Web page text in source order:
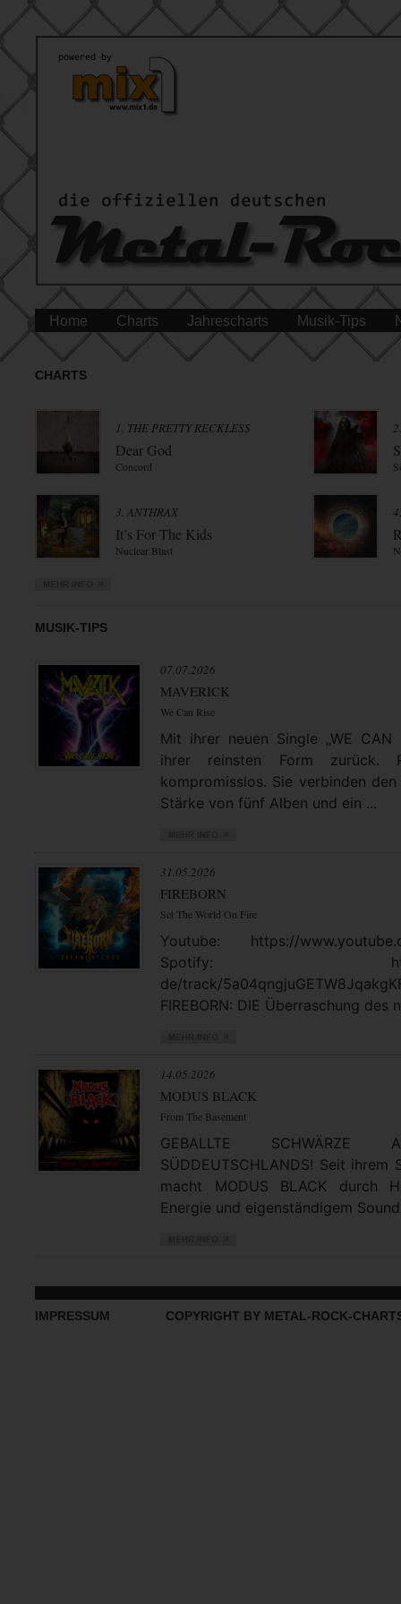
Home Charts Jahrescharts Musik-Tips
CHARTS
1. THE PRETTY RECKLESS
Dear God
Concord
3. ANTHRAX
It’s For The Kids
Nuclear Blast
MUSIK-TIPS
07.07.2026
MAVERICK
We Can Rise
Mit ihrer neuen Single „WE CAN
ihrer reinsten Form zurück.
kompromisslos. Sie verbinden
Stärke von fünf Alben und ein ...
31.05.2026
FIREBORN
Set The World On Fire
Youtube: https://
Spotify: https://
de/track/
FIREBORN: DIE Überraschung des
14.05.2026
MODUS BLACK
From The Basement
GEBALLTE
SÜDDEUTSCHLANDS! Seit
macht MODUS BLACK durch
Energie und eigenständigem
IMPRESSUM COPYRIGHT BY METAL-ROCK-